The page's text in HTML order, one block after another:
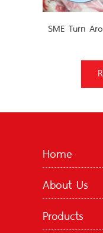
SME Turn
Home
About Us
Products